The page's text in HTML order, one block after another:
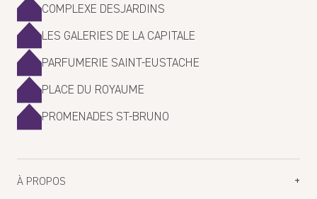
COMPLEXE DESJARDINS
LES GALERIES DE LA CAPITALE
PARFUMERIE SAINT-EUSTACHE
PLACE DU ROYAUME
PROMENADES ST-BRUNO
À PROPOS